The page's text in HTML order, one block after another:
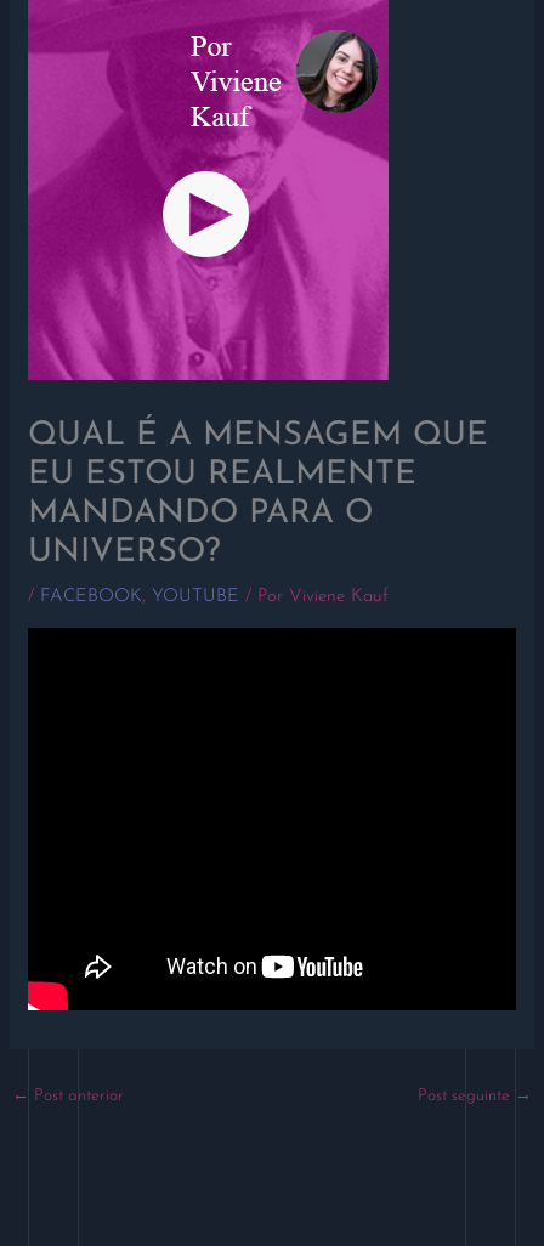
QUAL É A MENSAGEM QUE
EU ESTOU REALMENTE
MANDANDO PARA O
UNIVERSO?
/ FACEBOOK, YOUTUBE / Por Viviene Kauf
← Post anterior Post seguinte →